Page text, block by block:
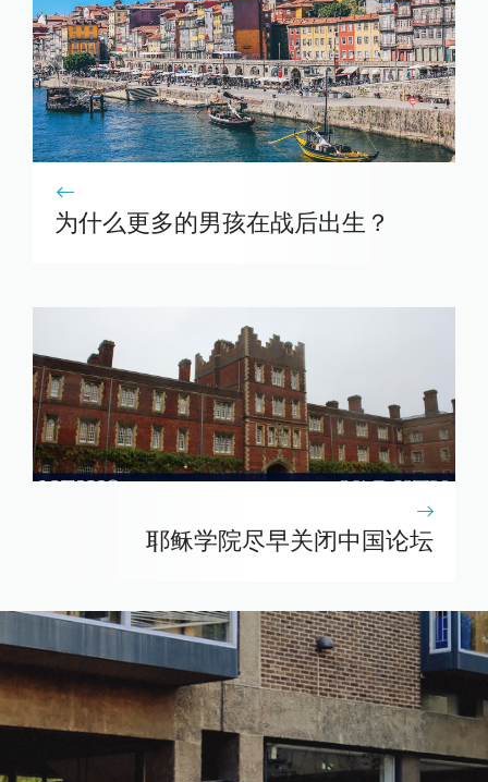
为什么更多的男孩在战后出生？
耶稣学院尽早关闭中国论坛